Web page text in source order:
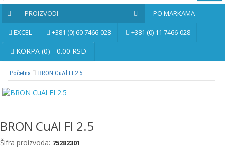
Po
markama
PROIZVODI
Bernardo
rezne
ploče
PROIZVODI PO MARKAMA
EXCEL +381 (0) 60 7466-028 +381 (0) 11 7466-028
KORPA (0) - 0.00 RSD
Početna BRON CuAl FI 2.5
BRON CuAl FI 2.5
Šifra proizvoda: 75282301